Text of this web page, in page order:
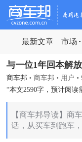
最新文章 市场
与一位1年回本解
商车邦 • 商车邦 • 用户 •
“本文2590字，预计阅
【商车邦导读】商
话，从买车到跑车